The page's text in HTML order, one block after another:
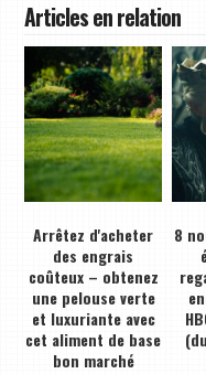
Articles en relation
Arrêtez d'acheter
des engrais
coûteux – obtenez
une pelouse verte
et luxuriante avec
cet aliment de base
bon marché
8